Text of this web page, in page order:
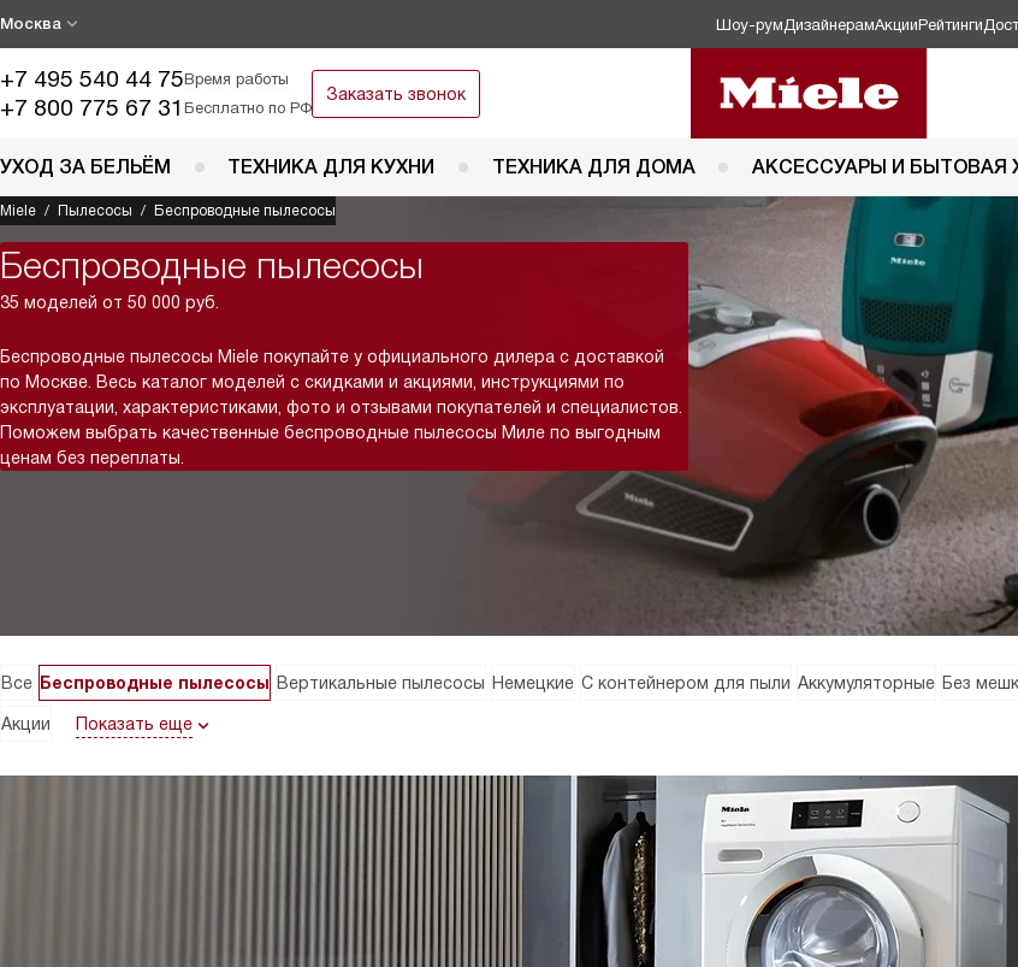
Москва Шоу-рум ДизайнерамАкцииРейтинги
+7 495 540 44 75Время работы
+7 800 775 67 31 Бесплатно по РФ
Заказать звонок
УХОД ЗА БЕЛЬЁМ ТЕХНИКА ДЛЯ КУХНИ ТЕХНИКА ДЛЯ ДОМА АКСЕССУАРЫ И БЫТОВАЯ
Miele Пылесосы Беспроводные пылесосы
Беспроводные пылесосы
35 моделей от 50 000 руб.
Беспроводные пылесосы Miele покупайте у официального дилера с доставкой
по Москве. Весь каталог моделей с скидками и акциями, инструкциями по
эксплуатации, характеристиками, фото и отзывами покупателей и специалистов.
Поможем выбрать качественные беспроводные пылесосы Миле по выгодным
ценам без переплаты.
Все Беспроводные пылесосы Вертикальные пылесосы Немецкие С контейнером для пыли Аккумуляторные Без
Акции Показать еще